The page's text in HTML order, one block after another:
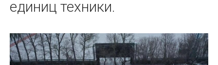
единиц техники.